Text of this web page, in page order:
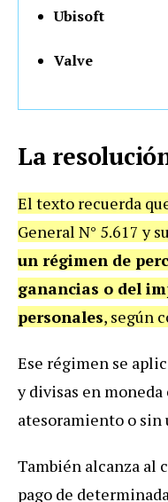
Ubisoft
Valve
La
El texto recuerda
General N° 5.617 y
un régimen de
ganancias o del
personales, según
Ese régimen se
y divisas en
atesoramiento o sin
También alcanza al
pago de